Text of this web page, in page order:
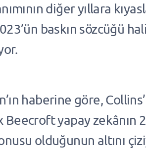
diğer yıllara
baskın sözcüğü
haberine göre,
yapay zekânın
olduğunun altını